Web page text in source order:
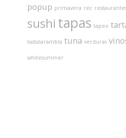
popup primavera rec
sushi tapas tapeo
tastalarambla tuna verduras
whitesummer